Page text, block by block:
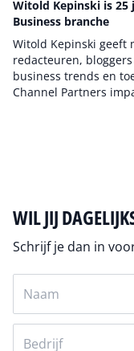
Witold Kepinski is 25
Business branche
Witold Kepinski geeft
redacteuren,
business trends en
Channel Partners
WIL JIJ
Schrijf je dan in